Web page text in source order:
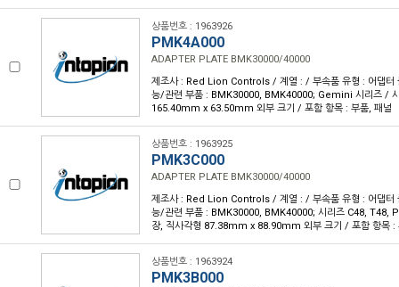
상품번호 : 1963926
PMK4A000
ADAPTER PLATE BMK30000/40000
제조사 : Red Lion Controls / 계열 : / 부속품 유형 : 어댑터
능/관련 부품 : BMK30000, BMK40000; Gemini 시리즈 /
165.40mm x 63.50mm 외부 크기 / 포함 항목 : 부품, 패널
상품번호 : 1963925
PMK3C000
ADAPTER PLATE BMK30000/40000
제조사 : Red Lion Controls / 계열 : / 부속품 유형 : 어댑터
능/관련 부품 : BMK30000, BMK40000; 시리즈 C48, T48,
장, 직사각형 87.38mm x 88.90mm 외부 크기 / 포함 항목 :
상품번호 : 1963924
PMK3B000